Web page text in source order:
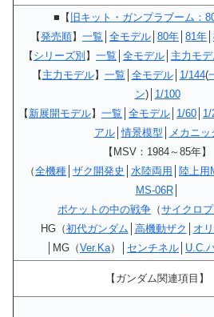
■【 旧キット・ガンプラブーム：
【発売順】 一覧 全モデル 80年 81年
【 シリーズ別 】 一覧 全モデル 主力モ
【 主力モデル】 一覧 全モデル│ 1/144(
ン)│ 1/100
【 新展開モデル】 一覧 全モデル 1/60 1/
アル│情景模型
メカニッ
【MSV：1984～85年】
（全機種 ザク開発史 水陸両用 陸上用
MS-06R│
ポケットの中の戦争 （サイクロ
HG（初代ガンダム 高機動ザク オ
│MG（Ver.Ka）│ センチネル U.C.
【ガンダム関連項目】